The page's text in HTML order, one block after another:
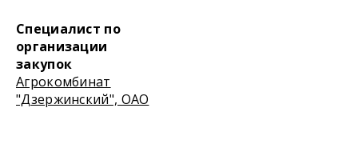
Специалист по
организации
закупок
Агрокомбинат
"Дзержинский", ОАО